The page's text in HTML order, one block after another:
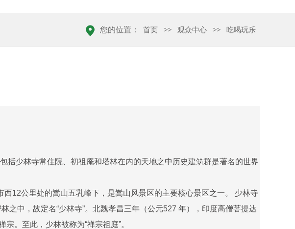
您的位置： 首页 >> 观众中心 >> 吃喝玩乐
少林寺常住院、初祖庵和塔林在内的天地之中历史建筑群是著名的世界
12公里处的嵩山五乳峰下，是嵩山风景区的主要核心景区之一。 少林寺
中，故定名“少林寺”。北魏孝昌三年（公元527 年），印度高僧菩提达
。至此，少林被称为“禅宗祖庭”。